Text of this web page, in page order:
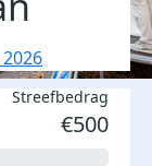
Streefbedrag
€500